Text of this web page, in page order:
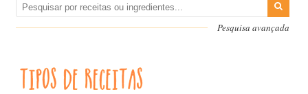
Pesquisa avançada